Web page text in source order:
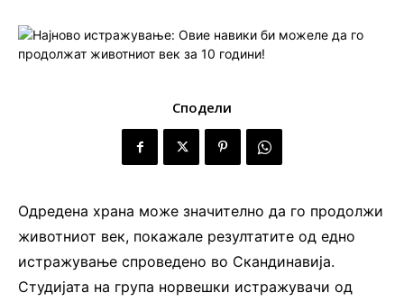
Сподели
Одредена храна може значително да го продолжи
животниот век, покажале резултатите од едно
истражување спроведено во Скандинавија.
Студијата на група норвешки истражувачи од